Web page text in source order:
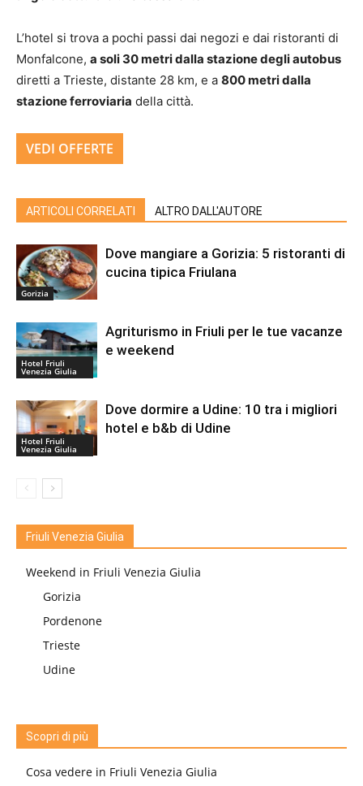
L’hotel si trova a pochi passi dai negozi e dai ristoranti di
Monfalcone, a soli 30 metri dalla stazione degli autobus
diretti a Trieste, distante 28 km, e a 800 metri dalla
stazione ferroviaria della città.
VEDI OFFERTE
ARTICOLI CORRELATI ALTRO DALL'AUTORE
Gorizia
Dove mangiare a Gorizia: 5 ristoranti di
cucina tipica Friulana
Hotel Friuli
Venezia Giulia
Agriturismo in Friuli per le tue vacanze
e weekend
Hotel Friuli
Venezia Giulia
Dove dormire a Udine: 10 tra i migliori
hotel e b&b di Udine
Friuli Venezia Giulia
Weekend in Friuli Venezia Giulia
Gorizia
Pordenone
Trieste
Udine
Scopri di più
Cosa vedere in Friuli Venezia Giulia